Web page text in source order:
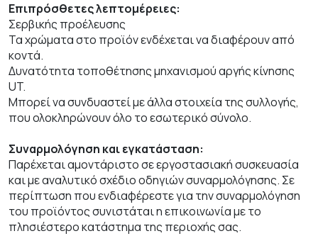
Επιπρόσθετες λεπτομέρειες:
Σερβικής προέλευσης
Τα χρώματα στο προϊόν ενδέχεται να διαφέρουν από
κοντά.
Δυνατότητα τοποθέτησης μηχανισμού αργής κίνησης
UT.
Μπορεί να συνδυαστεί με άλλα στοιχεία της συλλογής,
που ολοκληρώνουν όλο το εσωτερικό σύνολο.
Συναρμολόγηση και εγκατάσταση:
Παρέχεται αμοντάριστο σε εργοστασιακή συσκευασία
και με αναλυτικό σχέδιο οδηγιών συναρμολόγησης. Σε
περίπτωση που ενδιαφέρεστε για την συναρμολόγηση
του προϊόντος συνιστάται η επικοινωνία με το
πλησιέστερο κατάστημα της περιοχής σας.